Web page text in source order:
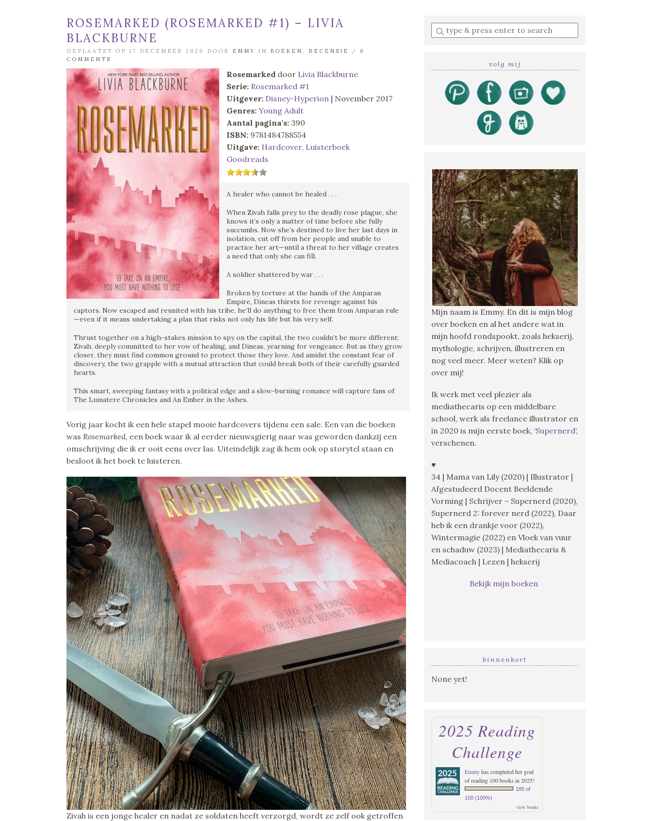
ROSEMARKED (ROSEMARKED #1) – LIVIA
BLACKBURNE
GEPLAATST OP 17 DECEMBER 2020 DOOR EMMY IN BOEKEN , RECENSIE / 0
COMMENTS
Rosemarked door Livia Blackburne
Serie: Rosemarked #1
Uitgever: Disney-Hyperion | November 2017
Genres: Young Adult
Aantal pagina's: 390
ISBN: 9781484788554
Uitgave: Hardcover, Luisterboek
Goodreads
A healer who cannot be healed . . .
When Zivah falls prey to the deadly rose plague, she
knows it’s only a matter of time before she fully
succumbs. Now she’s destined to live her last days in
isolation, cut off from her people and unable to
practice her art—until a threat to her village creates
a need that only she can fill.
A soldier shattered by war . . .
Broken by torture at the hands of the Amparan
Empire, Dineas thirsts for revenge against his
captors. Now escaped and reunited with his tribe, he’ll do anything to free them from Amparan rule
—even if it means undertaking a plan that risks not only his life but his very self.
Thrust together on a high-stakes mission to spy on the capital, the two couldn’t be more different:
Zivah, deeply committed to her vow of healing, and Dineas, yearning for vengeance. But as they grow
closer, they must find common ground to protect those they love. And amidst the constant fear of
discovery, the two grapple with a mutual attraction that could break both of their carefully guarded
hearts.
This smart, sweeping fantasy with a political edge and a slow-burning romance will capture fans of
The Lumatere Chronicles and An Ember in the Ashes.
Vorig jaar kocht ik een hele stapel mooie hardcovers tijdens een sale. Een van die boeken
was Rosemarked, een boek waar ik al eerder nieuwsgierig naar was geworden dankzij een
omschrijving die ik er ooit eens over las. Uiteindelijk zag ik hem ook op storytel staan en
besloot ik het boek te luisteren.
Zivah is een jonge healer en nadat ze soldaten heeft verzorgd, wordt ze zelf ook getroffen
Enter
a
volg mij
Mijn naam is Emmy. En dit is mijn blog
over boeken en al het andere wat in
mijn hoofd rondspookt, zoals hekserij,
mythologie, schrijven, illustreren en
nog veel meer. Meer weten? Klik op
over mij!
Ik werk met veel plezier als
mediathecaris op een middelbare
school, werk als freelance illustrator en
in 2020 is mijn eerste boek, ‘Supernerd‘,
verschenen.
♥
34 | Mama van Lily (2020) | Illustrator |
Afgestudeerd Docent Beeldende
Vorming | Schrijver – Supernerd (2020),
Supernerd 2: forever nerd (2022), Daar
heb ik een drankje voor (2022),
Wintermagie (2022) en Vloek van vuur
en schaduw (2023) | Mediathecaris &
Mediacoach | Lezen | hekserij
Bekijk mijn boeken
binnenkort
None yet!
2025 Reading
Challenge
Emmyhas completed her goal
of reading 100 books in 2025!
185 of
100 (100%)
view books